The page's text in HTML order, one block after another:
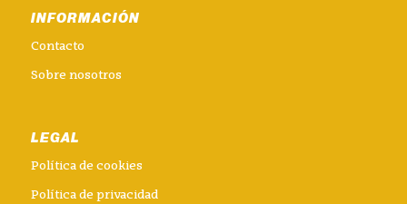
INFORMACIÓN
Contacto
Sobre nosotros
LEGAL
Política de cookies
Política de privacidad